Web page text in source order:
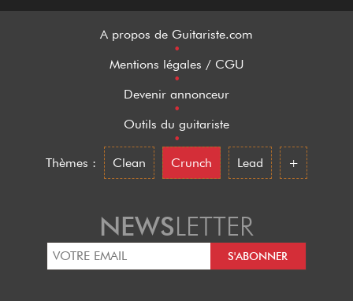
A propos de Guitariste.com
•
Mentions légales / CGU
•
Devenir annonceur
•
Outils du guitariste
•
Thèmes :
Clean Crunch Lead +
NEWSLETTER